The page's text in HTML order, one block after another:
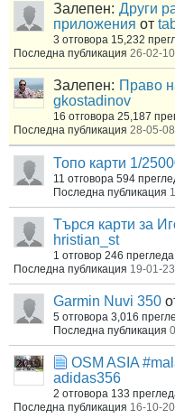
Залепен: Други
приложения от
3 отговора 15,232
Последна публикация 26-02-
Залепен: Право
gkostadinov
16 отговора 25,187
Последна публикация 28-05-
Топо карти 1/
11 отговора 594
Последна публикация
Търся карти за
hristian_st
1 отговор 246 прегледа
Последна публикация 19-01-
Garmin Nuvi 350
5 отговора 3,016
Последна публикация
OSM ASIA
adidas356
2 отговора 133
Последна публикация 16-10-